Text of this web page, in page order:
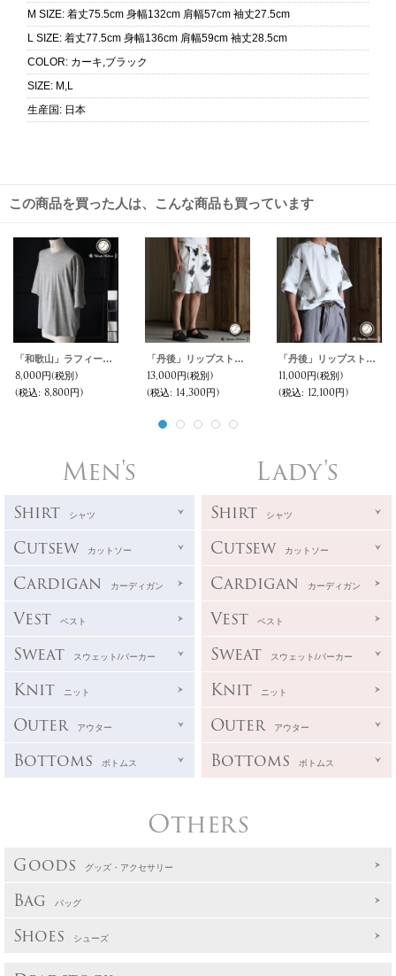
M SIZE: 着丈75.5cm 身幅132cm 肩幅57cm 袖丈27.5cm
L SIZE: 着丈77.5cm 身幅136cm 肩幅59cm 袖丈28.5cm
COLOR: カーキ,ブラック
SIZE: M,L
生産国 : 日本
この商品を買った人は、こんな商品も買っています
「和歌山」ラフィー天竺 （5.5オンス）フットボール ハーフスリーブ Tシャツ【MADE IN JAPAN】『日本製』/ Upscape Audience
8,000円(税別)
(税込: 8,800円)
「丹後」リップストップオーガニックコットン GERMAN スノーカモ 2タック イージーショーツ【MADE IN JAPAN】『日本製』 / Upscape Audience
13,000円(税別)
(税込: 14,300円)
「丹後」リップストップオーガニックコットン GERMAN スノーカモ キーネック バルーン ハーフスリーブ プルオーバーシャツ【MADE IN JAPAN】『日本製』/ Upscape Audience
11,000円(税別)
(税込: 12,100円)
Men's
Shirt シャツ
Cutsew カットソー
Cardigan カーディガン
Vest ベスト
Sweat スウェット/パーカー
Knit ニット
Outer アウター
Bottoms ボトムス
Lady's
Shirt シャツ
Cutsew カットソー
Cardigan カーディガン
Vest ベスト
Sweat スウェット/パーカー
Knit ニット
Outer アウター
Bottoms ボトムス
Others
Goods グッズ・アクセサリー
Bag バッグ
Shoes シューズ